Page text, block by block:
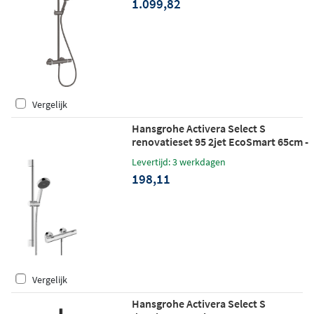
3jet Brushed Black Chrome
Vergelijk
Hansgrohe Activera Select S
renovatieset 95 2jet EcoSmart 65cm -
Levertijd: 3 werkdagen
198,11
Vergelijk
Hansgrohe Activera Select S